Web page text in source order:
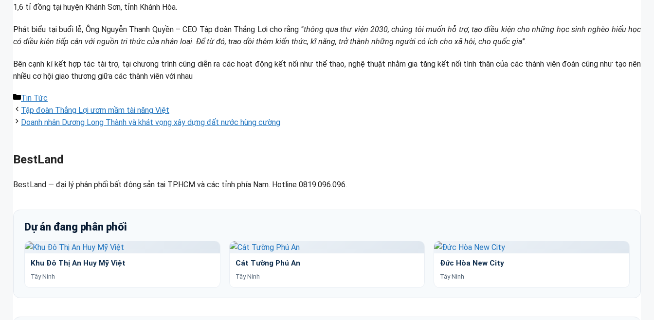
1,6 tỉ đồng tại huyện Khánh Sơn, tỉnh Khánh Hòa.
Phát biểu tại buổi lễ, Ông Nguyễn Thanh Quyền – CEO Tập đoàn Thắng Lợi cho rằng “thông qua thư viện 2030, chúng tôi muốn hỗ trợ, tạo điều kiện cho những học sinh nghèo hiếu học
có điều kiện tiếp cận với nguồn tri thức của nhân loại. Để từ đó, trao dồi thêm kiến thức, kĩ năng, trở thành những người có ích cho xã hội, cho quốc gia”.
Bên cạnh kí kết hợp tác tài trợ, tại chương trình cũng diễn ra các hoạt động kết nối như thể thao, nghệ thuật nhằm gia tăng kết nối tình thân của các thành viên đoàn cũng như tạo nên
nhiều cơ hội giao thương giữa các thành viên với nhau
Danh
mục
Tin Tức
Tập đoàn Thắng Lợi ươm mầm tài năng Việt
Doanh nhân Dương Long Thành và khát vọng xây dựng đất nước hùng cường
BestLand
BestLand — đại lý phân phối bất động sản tại TP.HCM và các tỉnh phía Nam. Hotline 0819.096.096.
Dự án đang phân phối
Khu Đô Thị An Huy Mỹ Việt
Tây Ninh
Cát Tường Phú An
Tây Ninh
Đức Hòa New City
Tây Ninh